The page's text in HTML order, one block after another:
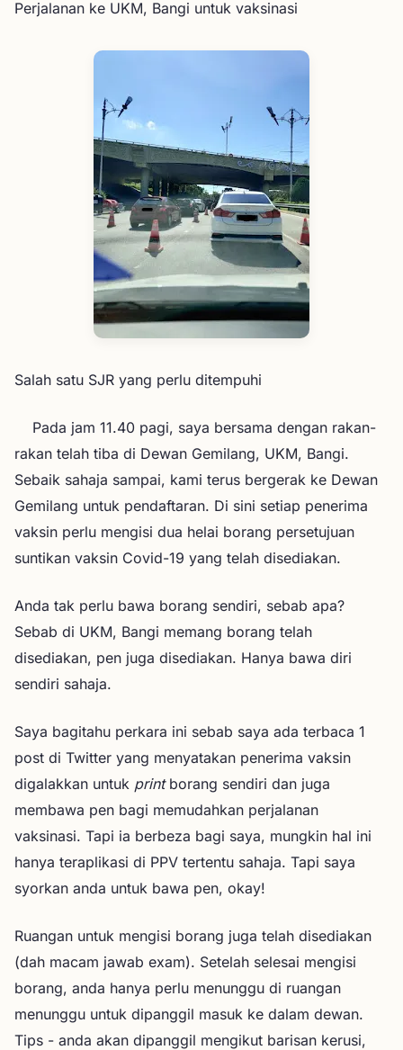
Perjalanan ke UKM, Bangi untuk vaksinasi
Salah satu SJR yang perlu ditempuhi
Pada jam 11.40 pagi, saya bersama dengan rakan-
rakan telah tiba di Dewan Gemilang, UKM, Bangi.
Sebaik sahaja sampai, kami terus bergerak ke Dewan
Gemilang untuk pendaftaran. Di sini setiap penerima
vaksin perlu mengisi dua helai borang persetujuan
suntikan vaksin Covid-19 yang telah disediakan.
Anda tak perlu bawa borang sendiri, sebab apa?
Sebab di UKM, Bangi memang borang telah
disediakan, pen juga disediakan. Hanya bawa diri
sendiri sahaja.
Saya bagitahu perkara ini sebab saya ada terbaca 1
post di Twitter yang menyatakan penerima vaksin
digalakkan untuk printborang sendiri dan juga
membawa pen bagi memudahkan perjalanan
vaksinasi. Tapi ia berbeza bagi saya, mungkin hal ini
hanya teraplikasi di PPV tertentu sahaja. Tapi saya
syorkan anda untuk bawa pen, okay!
Ruangan untuk mengisi borang juga telah disediakan
(dah macam jawab exam). Setelah selesai mengisi
borang, anda hanya perlu menunggu di ruangan
menunggu untuk dipanggil masuk ke dalam dewan.
Tips - anda akan dipanggil mengikut barisan kerusi,